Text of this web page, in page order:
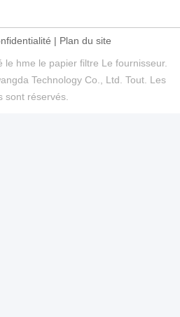
| Plan du site
le hme le papier filtre Le fournisseur.
Technology Co., Ltd. Tout. Les
sont réservés.